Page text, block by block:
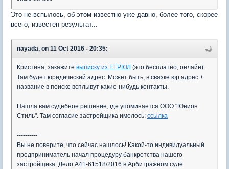
Это не вспылось, об этом известно уже давно, более того, скорее
всего, известен результат...
nayada, on 11 Oct 2016 - 20:35:
Кристина, закажите выписку из ЕГРЮЛ (это бесплатно, онлайн).
Там будет юридический адрес. Может быть, в связке юр.адрес +
название в поиске всплывут какие-нибудь контакты.
Нашла вам судебное решение, где упоминается ООО "Юнион
Стиль". Там согласие застройщика имелось: ссылка
----------
Вы не поверите, что сейчас нашлось! Какой-то индивидуальный
предприниматель начал процедуру банкротства нашего
застройщика. Дело А41-61518/2016 в Арбитражном суде